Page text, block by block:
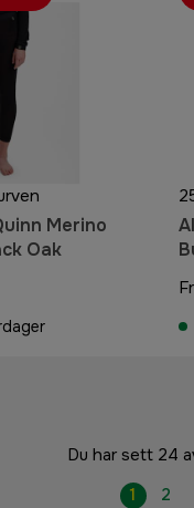
Merino
Oak
Du har sett 24
1
2